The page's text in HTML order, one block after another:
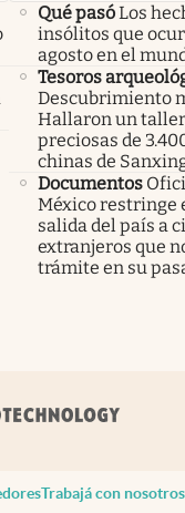
Qué pasóLos
insólitos que
agosto en el
Tesoros
Descubrimiento
Hallaron un taller
preciosas de
chinas de
Documentos
México restringe
salida del país a
extranjeros que
trámite en su
Trabajá con nosotros